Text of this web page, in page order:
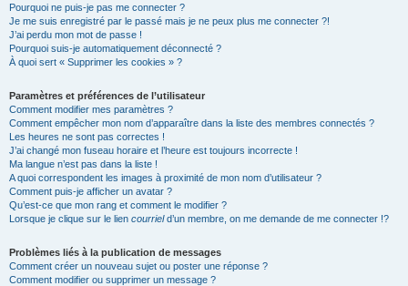
Pourquoi ne puis-je pas me connecter ?
Je me suis enregistré par le passé mais je ne peux plus me connecter ?!
J’ai perdu mon mot de passe !
Pourquoi suis-je automatiquement déconnecté ?
À quoi sert « Supprimer les cookies » ?
Paramètres et préférences de l’utilisateur
Comment modifier mes paramètres ?
Comment empêcher mon nom d’apparaître dans la liste des membres connectés ?
Les heures ne sont pas correctes !
J’ai changé mon fuseau horaire et l’heure est toujours incorrecte !
Ma langue n’est pas dans la liste !
A quoi correspondent les images à proximité de mon nom d’utilisateur ?
Comment puis-je afficher un avatar ?
Qu’est-ce que mon rang et comment le modifier ?
Lorsque je clique sur le lien courrield’un membre, on me demande de me connecter !?
Problèmes liés à la publication de messages
Comment créer un nouveau sujet ou poster une réponse ?
Comment modifier ou supprimer un message ?